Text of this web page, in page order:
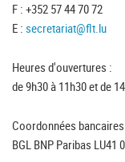
F : +352 57 44 70 72
E : secretariat@flt.lu
Heures d'ouvertures :
de 9h30 à 11h30 et de
Coordonnées
BGL BNP Paribas LU41